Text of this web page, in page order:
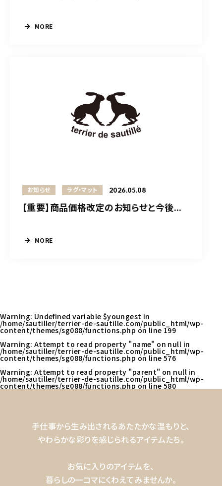
MORE
お知らせ ラグ・マット 2026.05.08
【重要】商品価格改定のお知らせと今後...
MORE
Warning: Undefined variable $youngest in
/home/sautiller/terrier-de-sautille.com/public_html/wp-
content/themes/sg088/functions.php on line 199
Warning: Attempt to read property "name" on null in
/home/sautiller/terrier-de-sautille.com/public_html/wp-
content/themes/sg088/functions.php on line576
Warning: Attempt to read property "parent" on null in
/home/sautiller/terrier-de-sautille.com/public_html/wp-
content/themes/sg088/functions.php on line580
手仕事から生み出されるあたたかな温もりと、
やわらかな彩りを感じられるアイテムたち。
お気に入りのアイテムを、
暮らしの一コマにくわえてみませんか。